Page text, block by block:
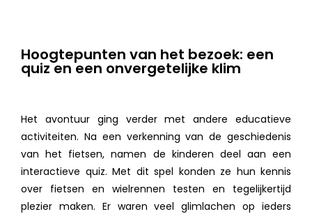
Hoogtepunten van het bezoek: een
quiz en een onvergetelijke klim
Het avontuur ging verder met andere educatieve
activiteiten. Na een verkenning van de geschiedenis
van het fietsen, namen de kinderen deel aan een
interactieve quiz. Met dit spel konden ze hun kennis
over fietsen en wielrennen testen en tegelijkertijd
plezier maken. Er waren veel glimlachen op ieders